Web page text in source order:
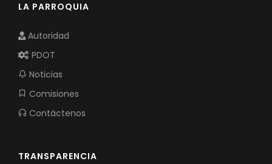
LA PARROQUIA
Autoridad
PDOT
Noticias
Comisiones
Contáctenos
TRANSPARENCIA